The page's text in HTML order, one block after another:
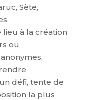
Sète,
à la création
ou
défi, tente de
la plus